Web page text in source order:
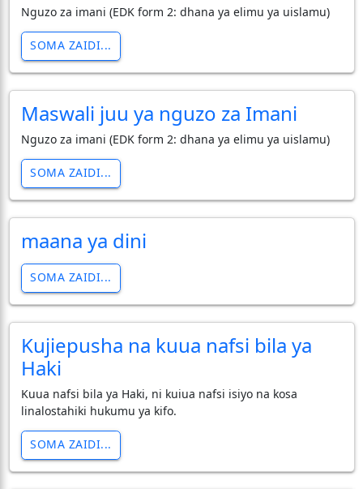
Nguzo za imani (EDK form 2: dhana ya elimu ya uislamu)
SOMA ZAIDI...
Maswali juu ya nguzo za Imani
Nguzo za imani (EDK form 2: dhana ya elimu ya uislamu)
SOMA ZAIDI...
maana ya dini
SOMA ZAIDI...
Kujiepusha na kuua nafsi bila ya
Haki
Kuua nafsi bila ya Haki, ni kuiua nafsi isiyo na kosa
linalostahiki hukumu ya kifo.
SOMA ZAIDI...